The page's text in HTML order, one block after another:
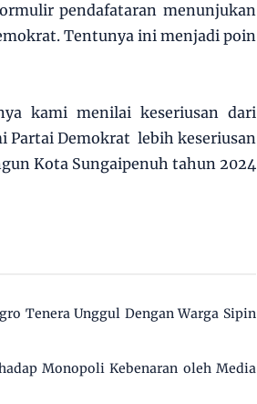
pendafataran menunjukan
Tentunya ini menjadi poin
kami menilai keseriusan dari
Partai Demokrat lebih keseriusan
Kota Sungaipenuh tahun 2024
Tenera Unggul Dengan Warga Sipin
Monopoli Kebenaran oleh Media